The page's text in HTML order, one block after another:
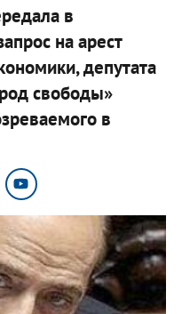
в
на арест
депутата
свободы»
в